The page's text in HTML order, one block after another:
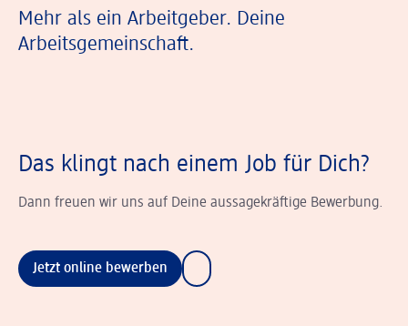
Mehr als ein Arbeitgeber. Deine
Arbeitsgemeinschaft.
Das klingt nach einem Job für Dich?
Dann freuen wir uns auf Deine aussagekräftige Bewerbung.
Jetzt online bewerben